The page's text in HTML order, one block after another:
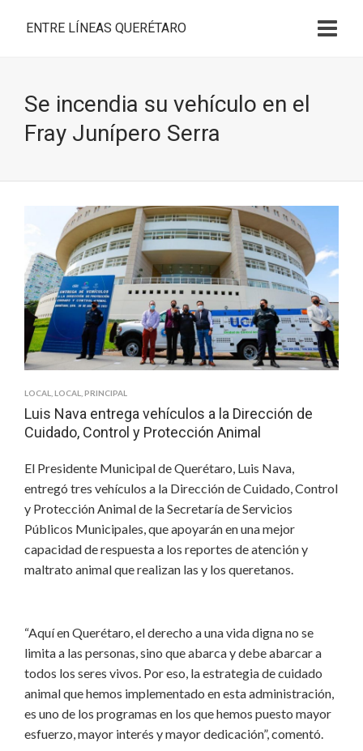
ENTRE LÍNEAS QUERÉTARO
Se incendia su vehículo en el
Fray Junípero Serra
LOCAL LOCAL PRINCIPAL
Luis Nava entrega vehículos a la Dirección de
Cuidado, Control y Protección Animal
El Presidente Municipal de Querétaro, Luis Nava,
entregó tres vehículos a la Dirección de Cuidado, Control
y Protección Animal de la Secretaría de Servicios
Públicos Municipales, que apoyarán en una mejor
capacidad de respuesta a los reportes de atención y
maltrato animal que realizan las y los queretanos.
“Aquí en Querétaro, el derecho a una vida digna no se
limita a las personas, sino que abarca y debe abarcar a
todos los seres vivos. Por eso, la estrategia de cuidado
animal que hemos implementado en esta administración,
es uno de los programas en los que hemos puesto mayor
esfuerzo, mayor interés y mayor dedicación”, comentó.